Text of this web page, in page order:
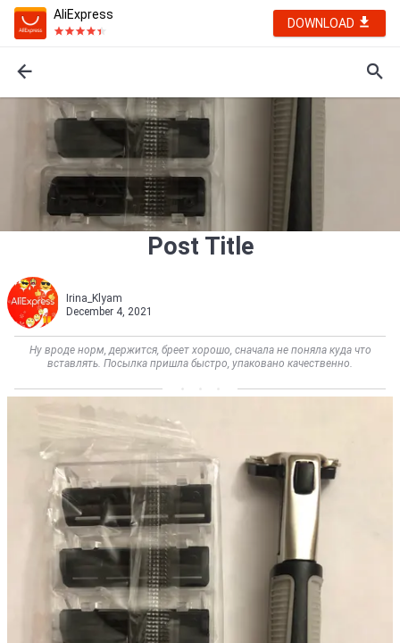
AliExpress
DOWNLOAD
Post Title
Irina_Klyam
December 4, 2021
Ну вроде норм, держится, бреет хорошо, сначала не поняла куда что
вставлять. Посылка пришла быстро, упаковано качественно.